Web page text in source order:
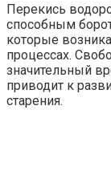
Перекись
способным
которые
процессах.
значительный
приводит к
старения.